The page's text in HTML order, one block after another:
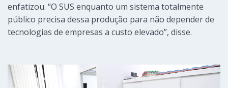
enfatizou. “O SUS enquanto um sistema totalmente
público precisa dessa produção para não depender de
tecnologias de empresas a custo elevado”, disse.